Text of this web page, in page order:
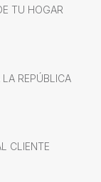
TU HOGAR
REPÚBLICA
CLIENTE